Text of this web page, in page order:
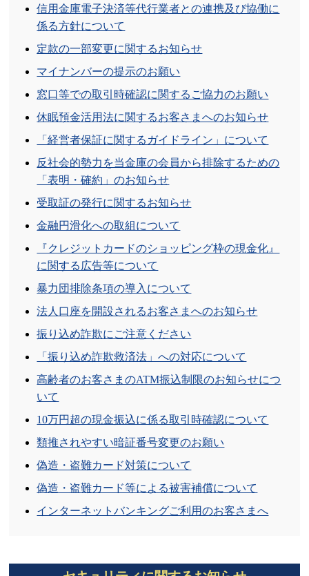
【当金庫Instagram】なりすましアカウントにご注意く
ださい
県下金融機関における相続手続の共通化の拡大につい
て
2025/06/16
徳島信用金庫新本店営業部２階パブリックスペース
「しんきんSpace」について
2025/06/10
取引履歴明細表作成可能期間に関するお知らせ
2025/05/21
「破産管財人等口座開設手数料」の改定について
ＡＴＭによる地方税統一ＱＲコードの取扱開始につい
て
2025/05/07
本店・本部新築移転のご案内
2025/05/07
本店営業部ＡＴＭコーナーの休止について
３行庫共同による店舗外ＡＴＭの新設について
【重要なお知らせ】ボイスフィッシングによる不審電
話にご注意ください
信用金庫電子決済等代行業者との連携及び協働に
係る方針について
定款の一部変更に関するお知らせ
マイナンバーの提示のお願い
窓口等での取引時確認に関するご協力のお願い
休眠預金活用法に関するお客さまへのお知らせ
「経営者保証に関するガイドライン」について
反社会的勢力を当金庫の会員から排除するための
「表明・確約」のお知らせ
受取証の発行に関するお知らせ
金融円滑化への取組について
『クレジットカードのショッピング枠の現金化』
に関する広告等について
暴力団排除条項の導入について
法人口座を開設されるお客さまへのお知らせ
振り込め詐欺にご注意ください
「振り込め詐欺救済法」への対応について
高齢者のお客さまのATM振込制限のお知らせにつ
いて
10万円超の現金振込に係る取引時確認について
類推されやすい暗証番号変更のお願い
偽造・盗難カード対策について
偽造・盗難カード等による被害補償について
インターネットバンキングご利用のお客さまへ